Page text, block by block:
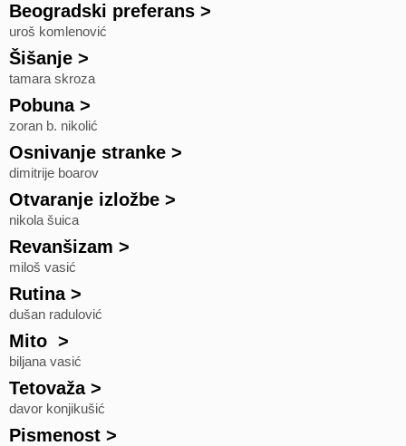
Beogradski preferans >
uroš komlenović
Šišanje >
tamara skroza
Pobuna>
zoran b. nikolić
Osnivanje stranke >
dimitrije boarov
Otvaranje izložbe >
nikola šuica
Revanšizam >
miloš vasić
Rutina>
dušan radulović
Mito >
biljana vasić
Tetovaža>
davor konjikušić
Pismenost >